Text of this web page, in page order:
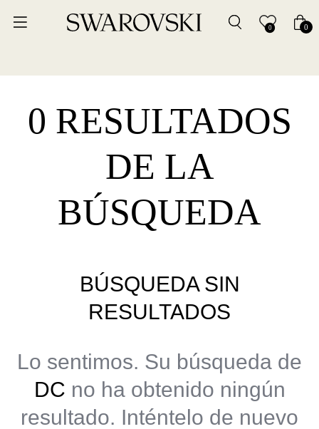
0 0
0 RESULTADOS
DE LA
BÚSQUEDA
BÚSQUEDA SIN
RESULTADOS
Lo sentimos. Su búsqueda de
DC no ha obtenido ningún
resultado. Inténtelo de nuevo